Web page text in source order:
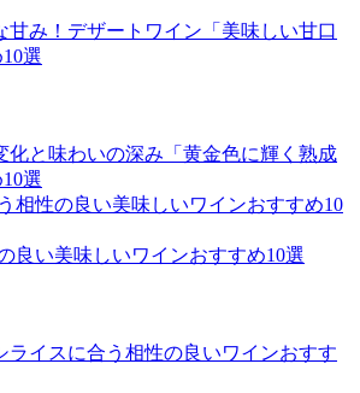
甘み！デザートワイン「美味しい甘口
選
化と味わいの深み「黄金色に輝く熟成
選
相性の良い美味しいワインおすすめ10
良い美味しいワインおすすめ10選
ライスに合う相性の良いワインおすす